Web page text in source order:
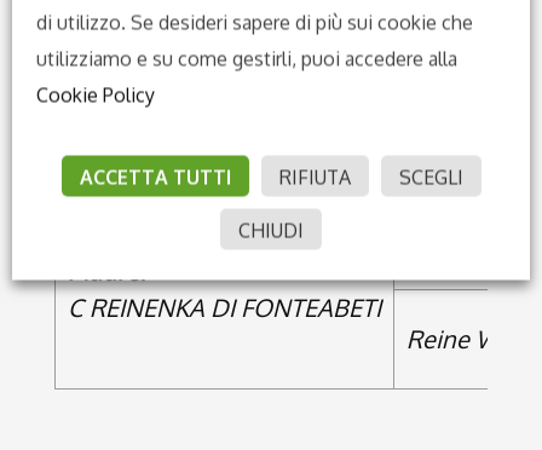
Padre:
NETTO
Madre:
C REINENKA DI FONTEABETI
Reine
di utilizzo. Se desideri sapere di più sui cookie che
utilizziamo e su come gestirli, puoi accedere alla
Cookie Policy
ACCETTA TUTTI RIFIUTA SCEGLI
CHIUDI